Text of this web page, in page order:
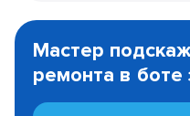
1
Мастер
ремонта в боте